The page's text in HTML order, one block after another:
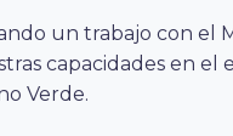
un trabajo con el
capacidades en
Verde.